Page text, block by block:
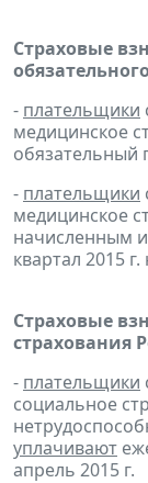
Страховые
- плательщики
медицинское
обязательный
- плательщики
медицинское
начисленным
квартал 2015
Страховые
страхования
- плательщики
социальное
уплачивают
апрель 2015 г.